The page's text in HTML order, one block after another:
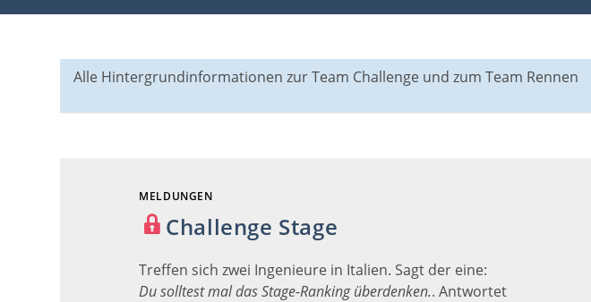
Alle Hintergrundinformationen zur Team Challenge und zum Team Rennen
MELDUNGEN
Challenge Stage
Treffen sich zwei Ingenieure in Italien. Sagt der eine:
Du solltest mal das Stage-Ranking überdenken.. Antwortet